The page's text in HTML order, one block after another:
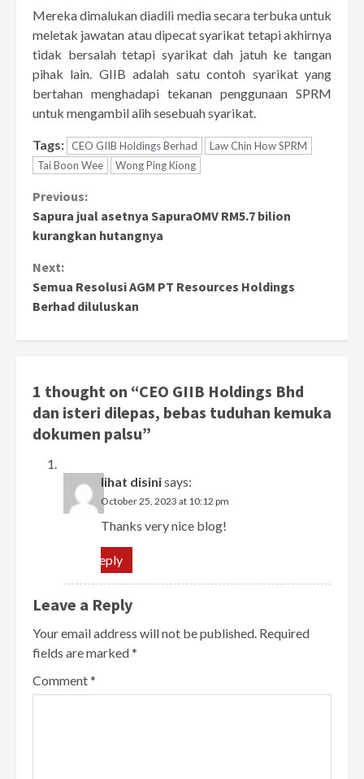
Mereka dimalukan diadili media secara terbuka untuk
meletak jawatan atau dipecat syarikat tetapi akhirnya
tidak bersalah tetapi syarikat dah jatuh ke tangan
pihak lain. GIIB adalah satu contoh syarikat yang
bertahan menghadapi tekanan penggunaan SPRM
untuk mengambil alih sesebuah syarikat.
Tags: CEO GIIB Holdings Berhad
Law Chin How SPRM
Tai Boon Wee
Wong Ping Kiong
Continue
Reading
Previous:
Sapura jual asetnya SapuraOMV RM5.7 bilion
kurangkan hutangnya
Next:
Semua Resolusi AGM PT Resources Holdings
Berhad diluluskan
1 thought on “CEO GIIB Holdings Bhd
dan isteri dilepas, bebas tuduhan kemuka
dokumen palsu”
lihat disinisays:
October 25, 2023 at 10:12 pm
Thanks very nice blog!
Reply
Leave a Reply
Your email address will not be published. Required
fields are marked*
Comment*